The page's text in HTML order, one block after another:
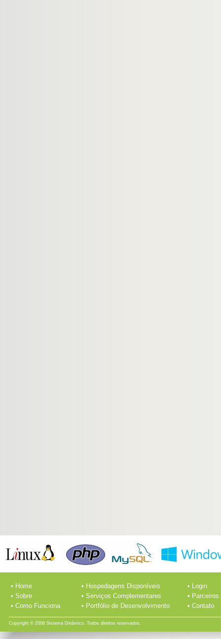
• Home
• Sobre
• Como Funciona
• Hospedagens Disponíveis
• Serviços Complementares
• Portfólio de Desenvolvimento
• Login
• Parceiros
• Contato
Copyright © 2008 Sistema Dinâmico. Todos direitos reservados.